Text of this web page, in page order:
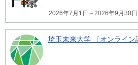
2026年7月1日～2026年9月30日
埼玉未来大学 〔オンライ